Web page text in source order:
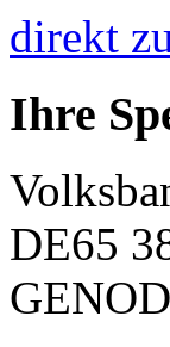
direkt
Ihre
DE65